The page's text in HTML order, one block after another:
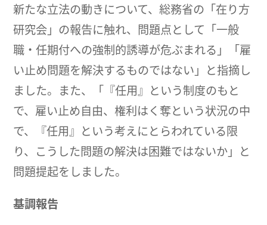
新たな立法の動きについて、総務省の「在り方
研究会」の報告に触れ、問題点として「一般
職・任期付への強制的誘導が危ぶまれる」「雇
い止め問題を解決するものではない」と指摘し
ました。また、「『任用』という制度のもと
で、雇い止め自由、権利はく奪という状況の中
で、『任用』という考えにとらわれている限
り、こうした問題の解決は困難ではないか」と
問題提起をしました。
基調報告